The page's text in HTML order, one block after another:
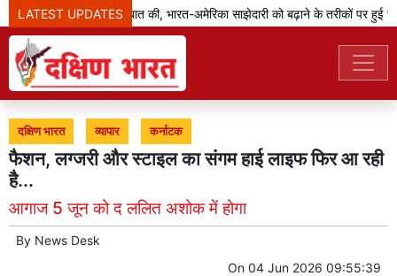
LATEST UPDATES
जेडी वेंस ने मोदी से बात की, भारत-अमेरिका साझेदारी को बढ़ाने के तरीकों पर हुई चर्चा
दक्षिण भारत व्यापार कर्नाटक
फैशन, लग्जरी और स्टाइल का संगम हाई लाइफ फिर आ रही
है...
आगाज 5 जून को द ललित अशोक में होगा
By News Desk
On 04 Jun 2026 09:55:39